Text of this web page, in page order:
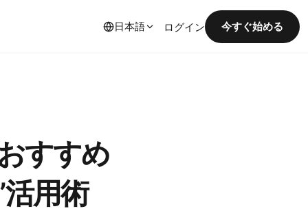
日本語 ログイン 今すぐ始める
すすめ
用術